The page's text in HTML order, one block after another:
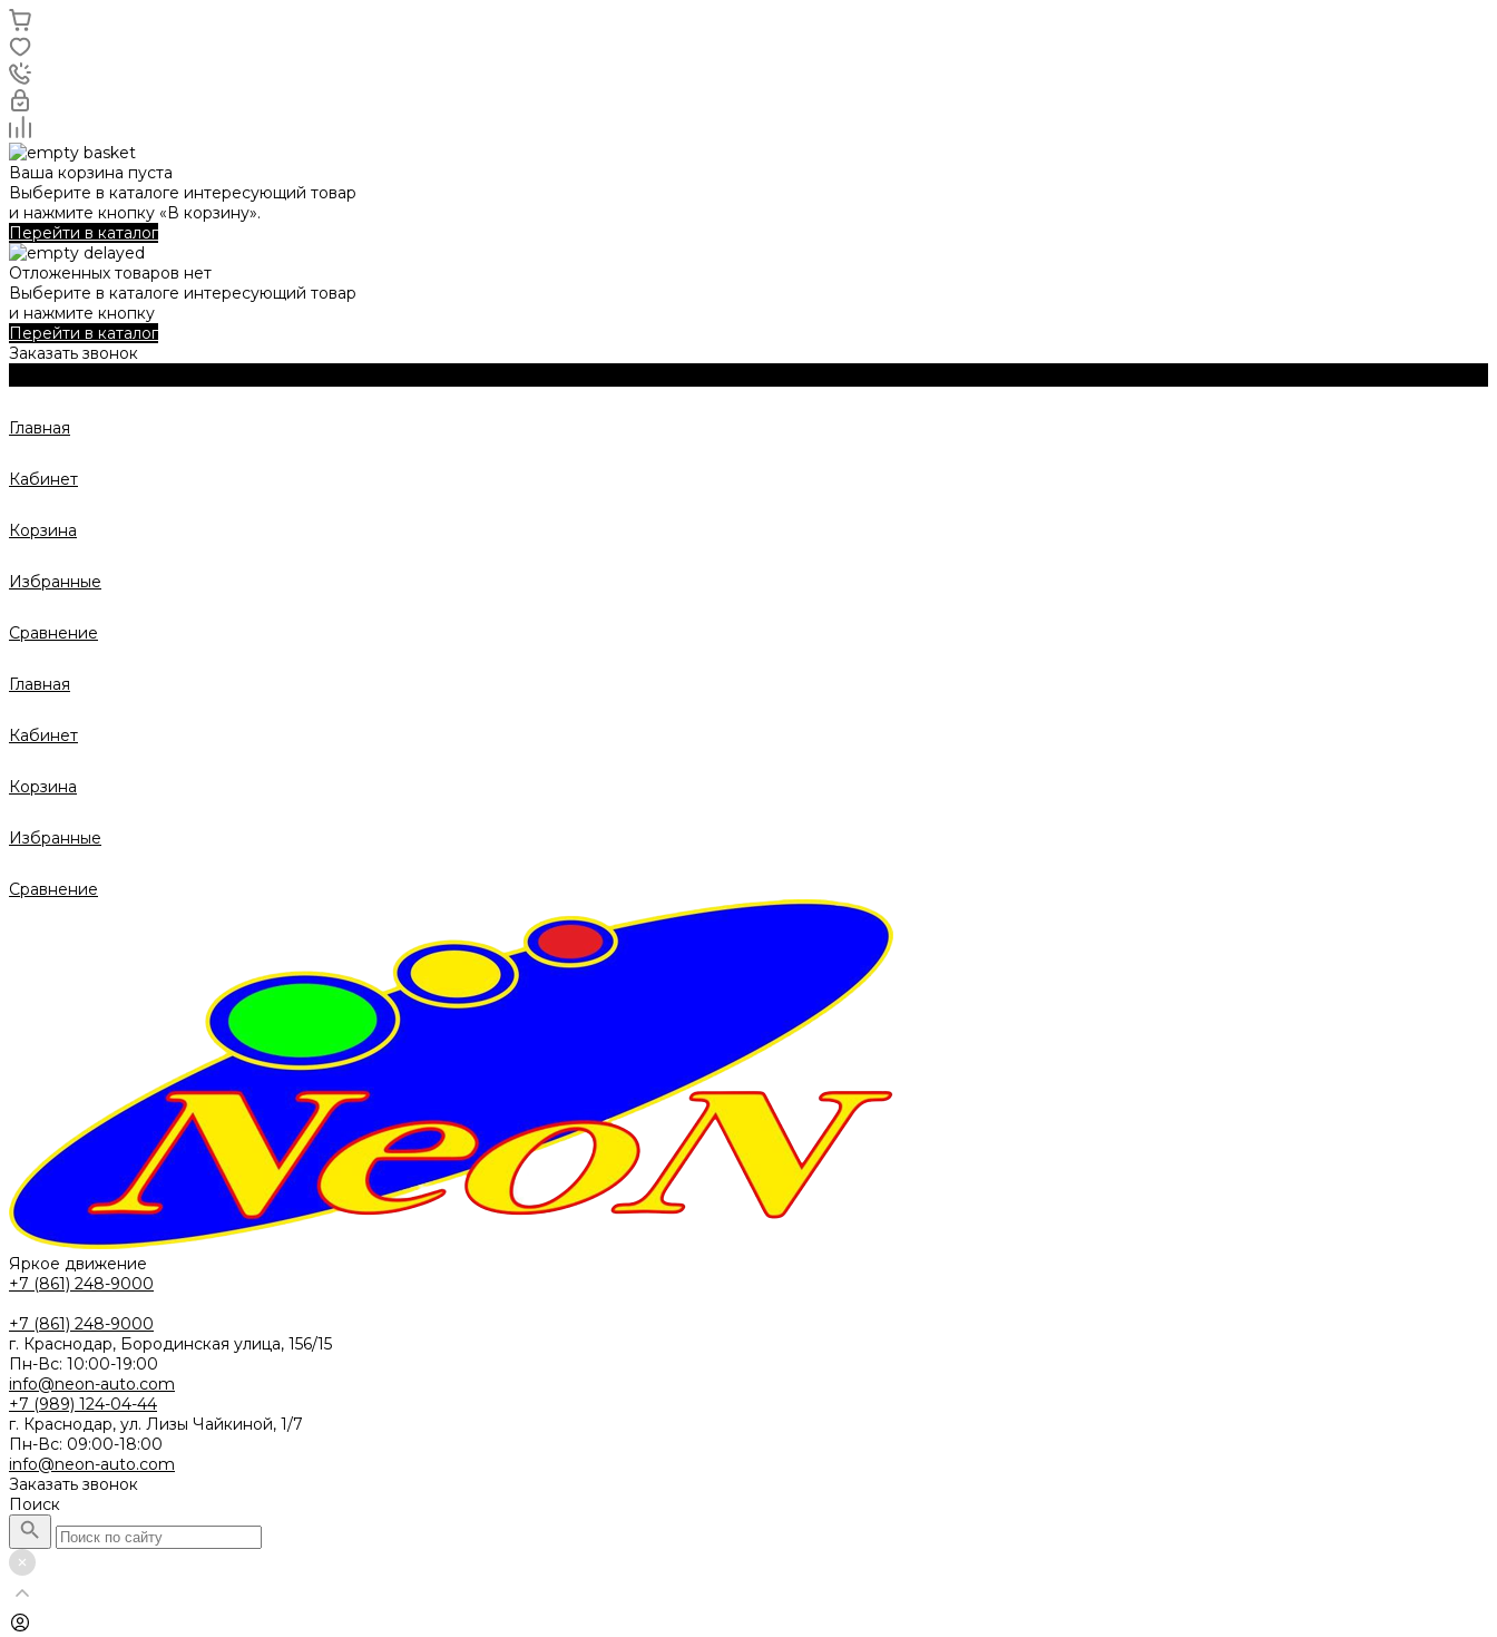
Ваша корзина пуста
Выберите в каталоге интересующий товар
и нажмите кнопку «В корзину».
Перейти в каталог
Отложенных товаров нет
Выберите в каталоге интересующий товар
и нажмите кнопку
Перейти в каталог
Заказать звонок
Главная
Кабинет
Корзина
Избранные
Сравнение
Главная
Кабинет
Корзина
Избранные
Сравнение
Яркое движение
+7 (861) 248-9000
+7 (861) 248-9000
г. Краснодар, Бородинская улица, 156/15
Пн-Вс: 10:00-19:00
info@neon-auto.com
+7 (989) 124-04-44
г. Краснодар, ул. Лизы Чайкиной, 1/7
Пн-Вс: 09:00-18:00
info@neon-auto.com
Заказать звонок
Поиск